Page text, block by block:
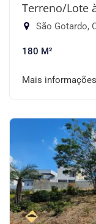
Terreno/Lote
São Gotardo,
180 M²
Mais informações